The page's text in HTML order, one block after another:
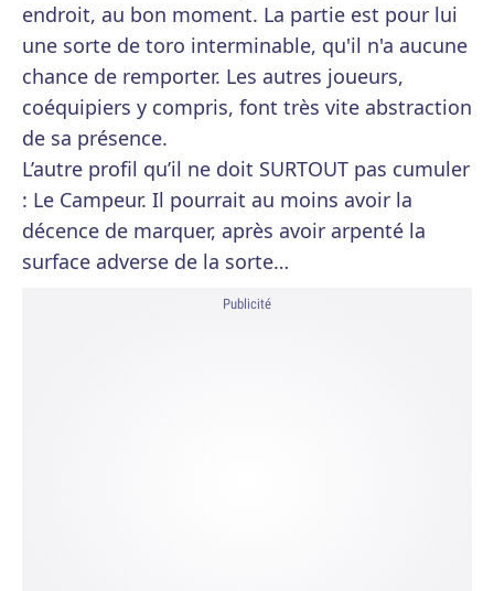
endroit, au bon moment. La partie est pour lui
une sorte de toro interminable, qu'il n'a aucune
chance de remporter. Les autres joueurs,
coéquipiers y compris, font très vite abstraction
de sa présence.
L’autre profil qu’il ne doit SURTOUT pas cumuler
: Le Campeur. Il pourrait au moins avoir la
décence de marquer, après avoir arpenté la
surface adverse de la sorte…
Publicité